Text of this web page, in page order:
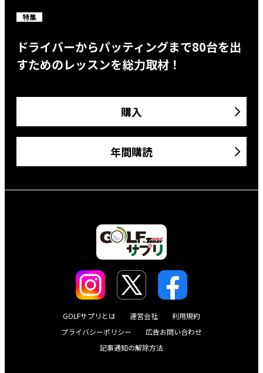
特集
ドライバーからパッティングまで80台を出
すためのレッスンを総力取材！
購入
年間購読
GOLFサプリとは 運営会社
利用規約
プライバシーポリシー
広告お問い合わせ
記事通知の解除方法